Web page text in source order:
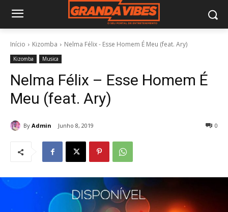
Início Kizomba Nelma Félix - Esse Homem É Meu (feat. Ary)
Kizomba Musica
Nelma Félix – Esse Homem É
Meu (feat. Ary)
By Admin Junho 8, 2019 0